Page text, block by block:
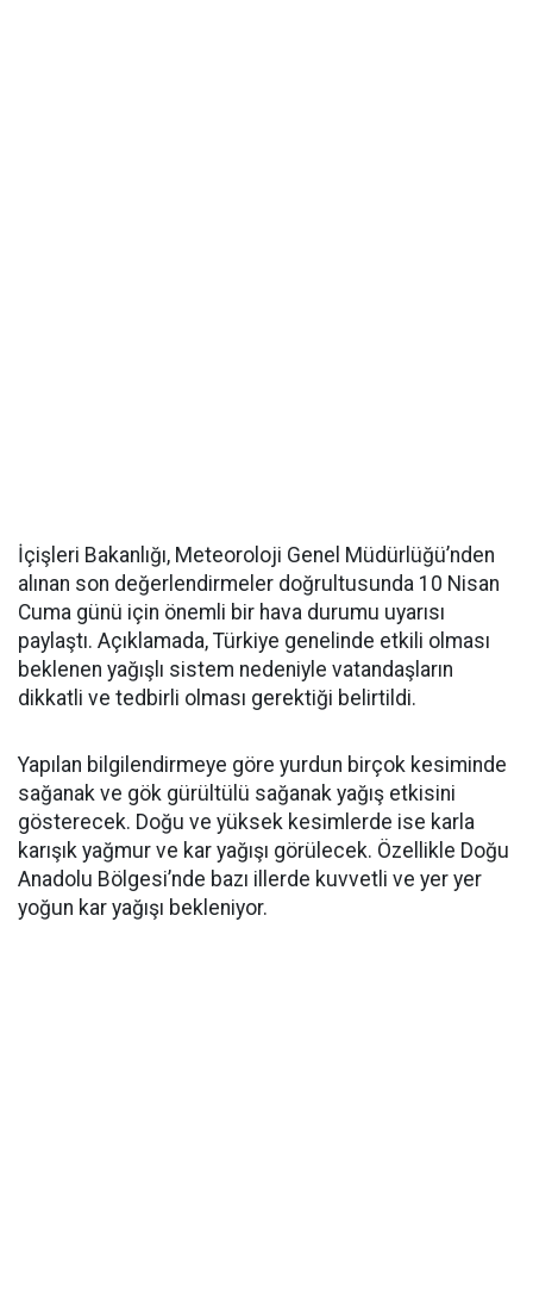
İçişleri Bakanlığı, Meteoroloji Genel Müdürlüğü’nden
alınan son değerlendirmeler doğrultusunda 10 Nisan
Cuma günü için önemli bir hava durumu uyarısı
paylaştı. Açıklamada, Türkiye genelinde etkili olması
beklenen yağışlı sistem nedeniyle vatandaşların
dikkatli ve tedbirli olması gerektiği belirtildi.
Yapılan bilgilendirmeye göre yurdun birçok kesiminde
sağanak ve gök gürültülü sağanak yağış etkisini
gösterecek. Doğu ve yüksek kesimlerde ise karla
karışık yağmur ve kar yağışı görülecek. Özellikle Doğu
Anadolu Bölgesi’nde bazı illerde kuvvetli ve yer yer
yoğun kar yağışı bekleniyor.